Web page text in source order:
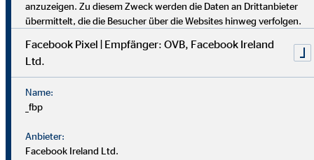
Bei uns findest du Sicherheit, Selbstbestimmung und
Flexibilität. Teamarbeit und Austausch stehen im
Mittelpunkt. Dein Alltag ist vielfältig, da jede*r Kund*in
individuelle Lösungen braucht. Als OVB-Berater*in
unterstützt du Kund*innen, die richtigen finanziellen
Entscheidungen zu treffen.
anzuzeigen. Zu diesem Zweck werden die Daten an Drittanbieter
übermittelt, die die Besucher über die Websites hinweg verfolgen.
Facebook Pixel | Empfänger: OVB, Facebook Ireland
Ltd.
Name:
_fbp
Anbieter:
Facebook Ireland Ltd.